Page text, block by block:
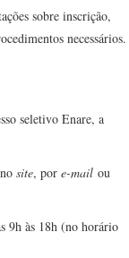
sobre inscrição,
necessários.
seletivo Enare, a
site, por e-mail ou
9h às 18h (no horário